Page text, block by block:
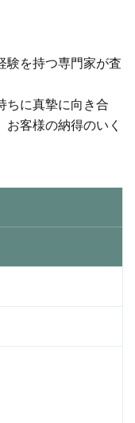
験を持つ専門家が査
ちに真摯に向き合
客様の納得のいく